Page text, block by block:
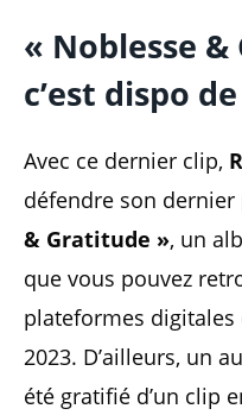
« Noblesse
c’est dispo
Avec ce dernier clip,
défendre son
& Gratitude », un
que vous pouvez
plateformes
2023. D’ailleurs, un
été gratifié d’un clip